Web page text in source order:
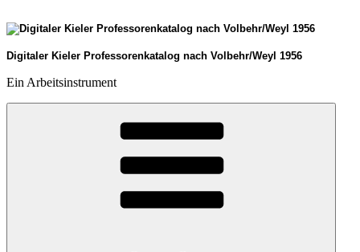
Inhalt
springen
Digitaler Kieler Professorenkatalog nach Volbehr/Weyl 1956
Ein Arbeitsinstrument